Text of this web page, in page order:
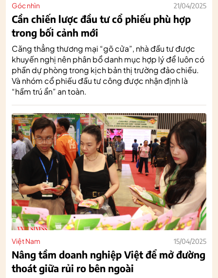
Góc nhìn 21/04/2025
Cần chiến lược đầu tư cổ phiếu phù hợp
trong bối cảnh mới
Căng thẳng thương mại “gõ cửa”, nhà đầu tư được
khuyến nghị nên phân bổ danh mục hợp lý để luôn có
phần dự phòng trong kịch bản thị trường đảo chiều.
Và nhóm cổ phiếu đầu tư công được nhận định là
“hầm trú ẩn” an toàn.
Việt Nam 15/04/2025
Nâng tầm doanh nghiệp Việt để mở đường
thoát giữa rủi ro bên ngoài